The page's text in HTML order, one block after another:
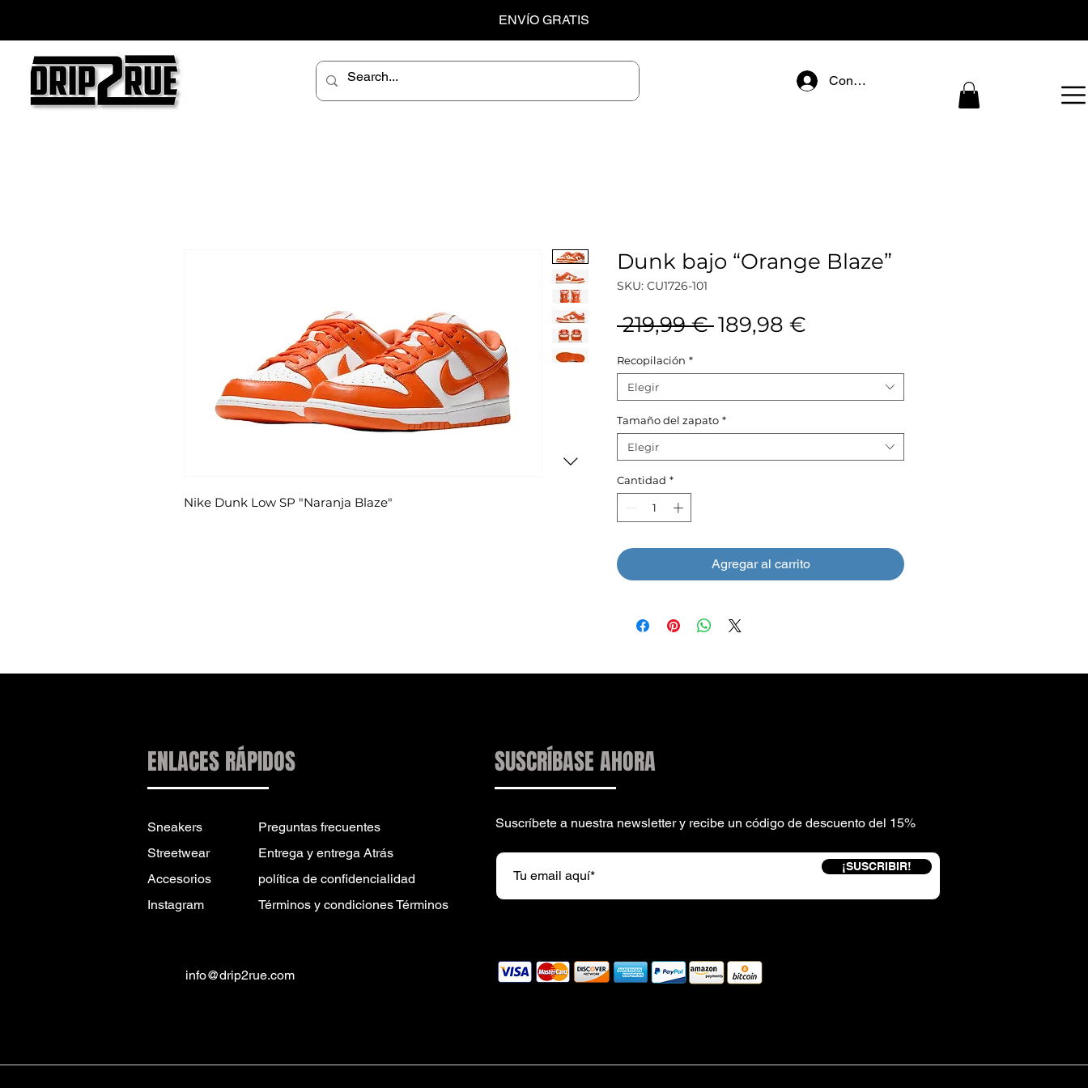
ENVÍO GRATIS
Connectez-vous
Nike Dunk Low SP "Naranja Blaze"
Dunk bajo “Orange Blaze”
SKU: CU1726-101
219,99 € Precio
189,98 €
oferta
Recopilación *
Elegir
Tamaño del zapato *
Elegir
Cantidad *
Agregar al carrito
ENLACES RÁPIDOS
Sneakers
Streetwear
Accesorios
Instagram
Preguntas frecuentes
Entrega y entrega Atrás
política de confidencialidad
Términos y condiciones Términos
info@drip2rue.com
SUSCRÍBASE AHORA
Suscríbete a nuestra newsletter y recibe un código de descuento del 15%
¡SUSCRIBIR!